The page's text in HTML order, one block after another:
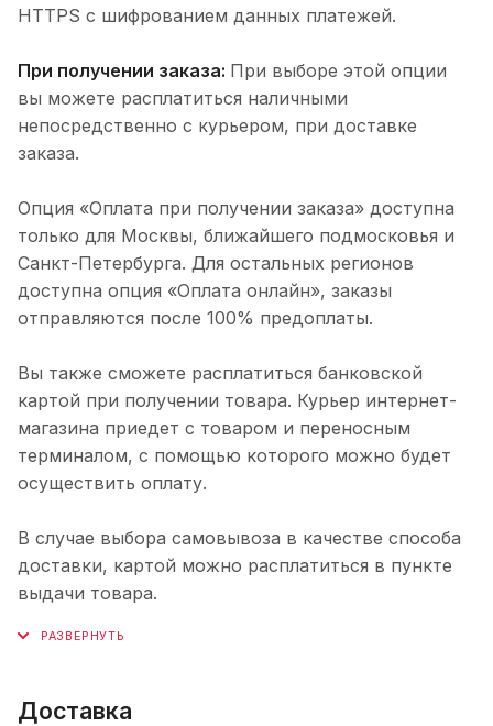
HTTPS с шифрованием данных платежей.
При получении заказа: При выборе этой опции
вы можете расплатиться наличными
непосредственно с курьером, при доставке
заказа.
Опция «Оплата при получении заказа» доступна
только для Москвы, ближайшего подмосковья и
Санкт-Петербурга. Для остальных регионов
доступна опция «Оплата онлайн», заказы
отправляются после 100% предоплаты.
Вы также сможете расплатиться банковской
картой при получении товара. Курьер интернет-
магазина приедет с товаром и переносным
терминалом, с помощью которого можно будет
осуществить оплату.
В случае выбора самовывоза в качестве способа
доставки, картой можно расплатиться в пункте
выдачи товара.
Доставка